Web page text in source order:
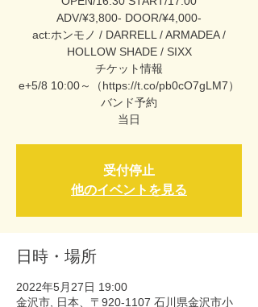
ADV/¥3,800- DOOR/¥4,000-
act:ホンモノ / DARRELL / ARMADEA /
HOLLOW SHADE / SIXX
チケット情報
e+5/8 10:00～（https://t.co/pb0cO7gLM7）
バンド予約
当日
受付停止
他のイベントを見る
日時・場所
2022年5月27日 19:00
金沢市, 日本、〒920-1107 石川県金沢市小